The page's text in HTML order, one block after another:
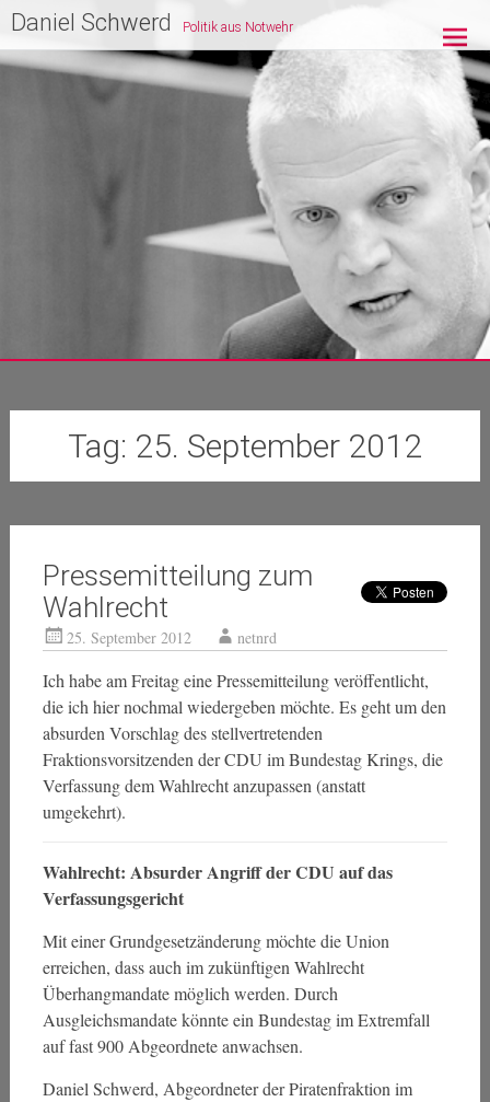
Zum
Inhalt
springen
Daniel Schwerd Politik aus Notwehr
Tag: 25. September 2012
Pressemitteilung zum
Wahlrecht
25. September 2012 netnrd
Ich habe am Freitag eine Pressemitteilung veröffentlicht,
die ich hier nochmal wiedergeben möchte. Es geht um den
absurden Vorschlag des stellvertretenden
Fraktionsvorsitzenden der CDU im Bundestag Krings, die
Verfassung dem Wahlrecht anzupassen (anstatt
umgekehrt).
Wahlrecht: Absurder Angriff der CDU auf das
Verfassungsgericht
Mit einer Grundgesetzänderung möchte die Union
erreichen, dass auch im zukünftigen Wahlrecht
Überhangmandate möglich werden. Durch
Ausgleichsmandate könnte ein Bundestag im Extremfall
auf fast 900 Abgeordnete anwachsen.
Daniel Schwerd, Abgeordneter der Piratenfraktion im